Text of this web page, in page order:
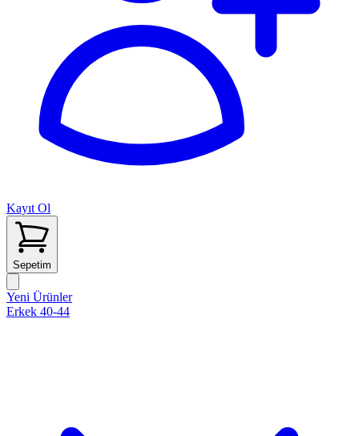
Kayıt Ol
Sepetim
Yeni Ürünler
Erkek 40-44